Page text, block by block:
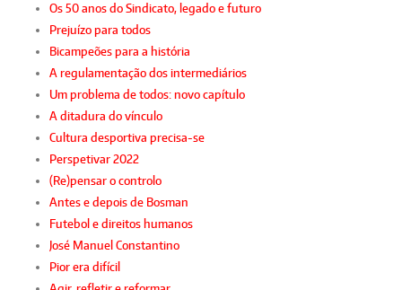
Os 50 anos do Sindicato, legado e futuro
Prejuízo para todos
Bicampeões para a história
A regulamentação dos intermediários
Um problema de todos: novo capítulo
A ditadura do vínculo
Cultura desportiva precisa-se
Perspetivar 2022
(Re)pensar o controlo
Antes e depois de Bosman
Futebol e direitos humanos
José Manuel Constantino
Pior era difícil